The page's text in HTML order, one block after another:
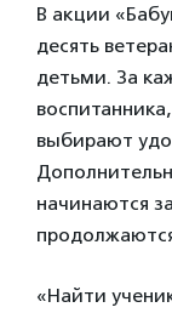
В акции
десять
детьми. За
выбирают
начинаются
«Найти